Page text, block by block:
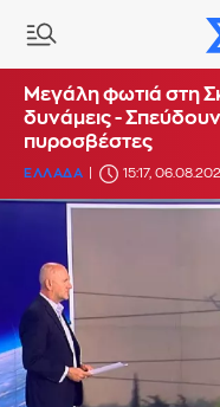
Μεγάλη φωτιά στη
δυνάμεις -
πυροσβέστες
ΕΛΛΑΔΑ 15:17,